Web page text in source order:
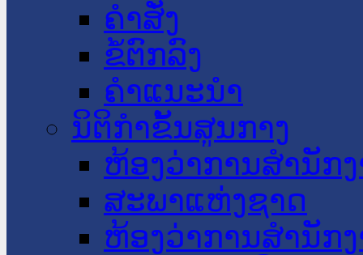
ຄໍາສັ່ງ
ຂໍ້ຕົກລົງ
ຄໍາແນະນໍາ
ນິຕິກໍາຂັ້ນສູນກາງ
ຫ້ອງວ່າການສໍານັກ
ສະພາແຫ່ງຊາດ
ຫ້ອງວ່າການສຳນັກ